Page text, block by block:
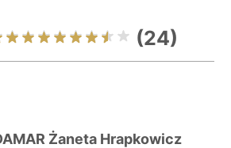
(24)
Żaneta Hrapkowicz